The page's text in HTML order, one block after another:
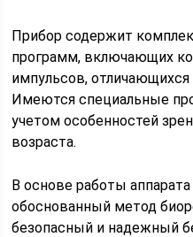
Прибор содержит
программ, включающих
импульсов, отличающихся
Имеются специальные
учетом особенностей
возраста.
В основе работы
обоснованный метод
безопасный и надежный